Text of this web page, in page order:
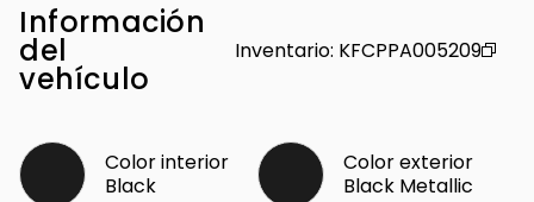
Información
del
vehículo
Inventario: KFCPPA005209
Color interior
Black
Color exterior
Black Metallic